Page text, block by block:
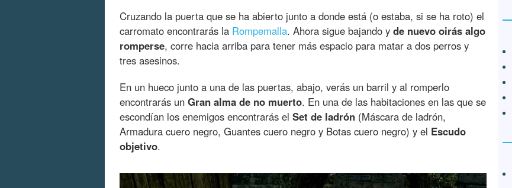
Cruzando la puerta que se ha abierto junto a donde está (o estaba, si se ha roto) el
carromato encontrarás la Rompemalla. Ahora sigue bajando y de nuevo oirás algo
romperse, corre hacia arriba para tener más espacio para matar a dos perros y
tres asesinos.
En un hueco junto a una de las puertas, abajo, verás un barril y al romperlo
encontrarás un Gran alma de no muerto. En una de las habitaciones en las que se
escondían los enemigos encontrarás el Set de ladrón (Máscara de ladrón,
Armadura cuero negro, Guantes cuero negro y Botas cuero negro) y el Escudo
objetivo.